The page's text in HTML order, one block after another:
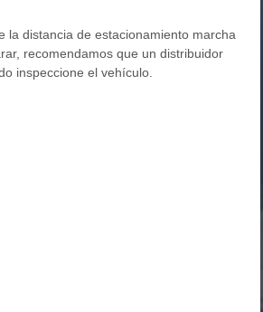
la distancia de estacionamiento marcha
recomendamos que un distribuidor
inspeccione el vehículo.